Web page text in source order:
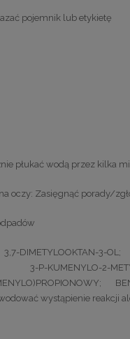
pojemnik lub etykietę
płukać wodą przez
oczy: Zasięgnąć porady/
3-
3-P-KUMENYLO-2-
wystąpienie reakcji